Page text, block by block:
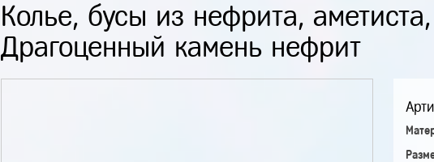
Колье, бусы из нефрита,
Драгоценный камень нефрит